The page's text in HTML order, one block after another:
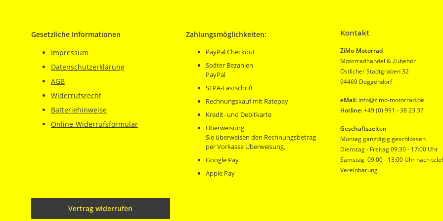
Gesetzliche Informationen
Impressum
Datenschutzerklärung
AGB
Widerrufsrecht
Batteriehinweise
Online-Widerrufsformular
Zahlungsmöglichkeiten:
PayPal Checkout
Später Bezahlen
PayPal
SEPA-Lastschrift
Rechnungskauf mit Ratepay
Kredit- und Debitkarte
Überweisung
Sie überweisen den Rechnungsbetrag
per Vorkasse Überweisung.
Google Pay
Apple Pay
Kontakt
ZiMo-Motorrad
Motorradhandel & Zubehör
Östlicher Stadtgraben 32
94469 Deggendorf
eMail: info@zimo-motorrad.de
Hotline:+49 (0) 991 - 38 23 37
Geschäftszeiten
Montag ganztägig geschlossen
Dienstag - Freitag 09:30 - 17:00 Uhr
Samstag 09:00 - 13:00 Uhr nach
Vereinbarung
Vertrag widerrufen